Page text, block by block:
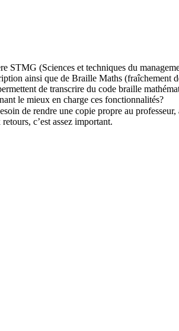
STMG (Sciences et techniques du
ainsi que de Braille Maths (fraîchement
de transcrire du code braille
le mieux en charge ces fonctionnalités?
de rendre une copie propre au
c’est assez important.